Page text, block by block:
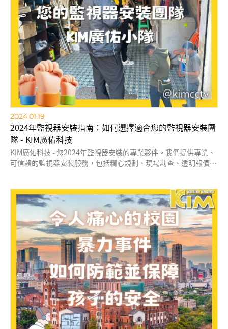
2024.01.19
2024年監視器安裝指南：如何選擇適合您的監視器安裝團
隊 - KIM廣佑科技
KIM廣佑科技 - 您2024年監視器安裝的專業夥伴。我們提供專業、
可信賴的監視器安裝服務，包括精心規劃、現場勘查、透明報價、
選擇KIM廣佑科技，為您的財產安全提供最佳保障。